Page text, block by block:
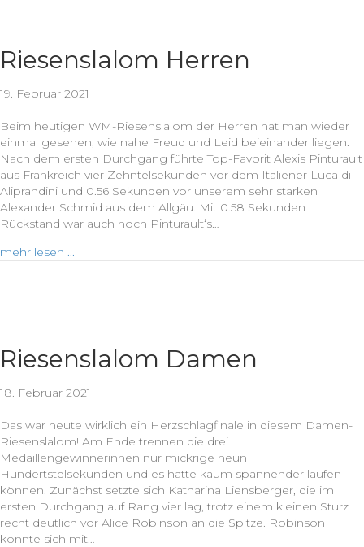
Riesenslalom Herren
19. Februar 2021
Beim heutigen WM-Riesenslalom der Herren hat man wieder
einmal gesehen, wie nahe Freud und Leid beieinander liegen.
Nach dem ersten Durchgang führte Top-Favorit Alexis Pinturault
aus Frankreich vier Zehntelsekunden vor dem Italiener Luca di
Aliprandini und 0.56 Sekunden vor unserem sehr starken
Alexander Schmid aus dem Allgäu. Mit 0.58 Sekunden
Rückstand war auch noch Pinturault‘s…
mehr lesen ...
Riesenslalom Damen
18. Februar 2021
Das war heute wirklich ein Herzschlagfinale in diesem Damen-
Riesenslalom! Am Ende trennen die drei
Medaillengewinnerinnen nur mickrige neun
Hundertstelsekunden und es hätte kaum spannender laufen
können. Zunächst setzte sich Katharina Liensberger, die im
ersten Durchgang auf Rang vier lag, trotz einem kleinen Sturz
recht deutlich vor Alice Robinson an die Spitze. Robinson
konnte sich mit…